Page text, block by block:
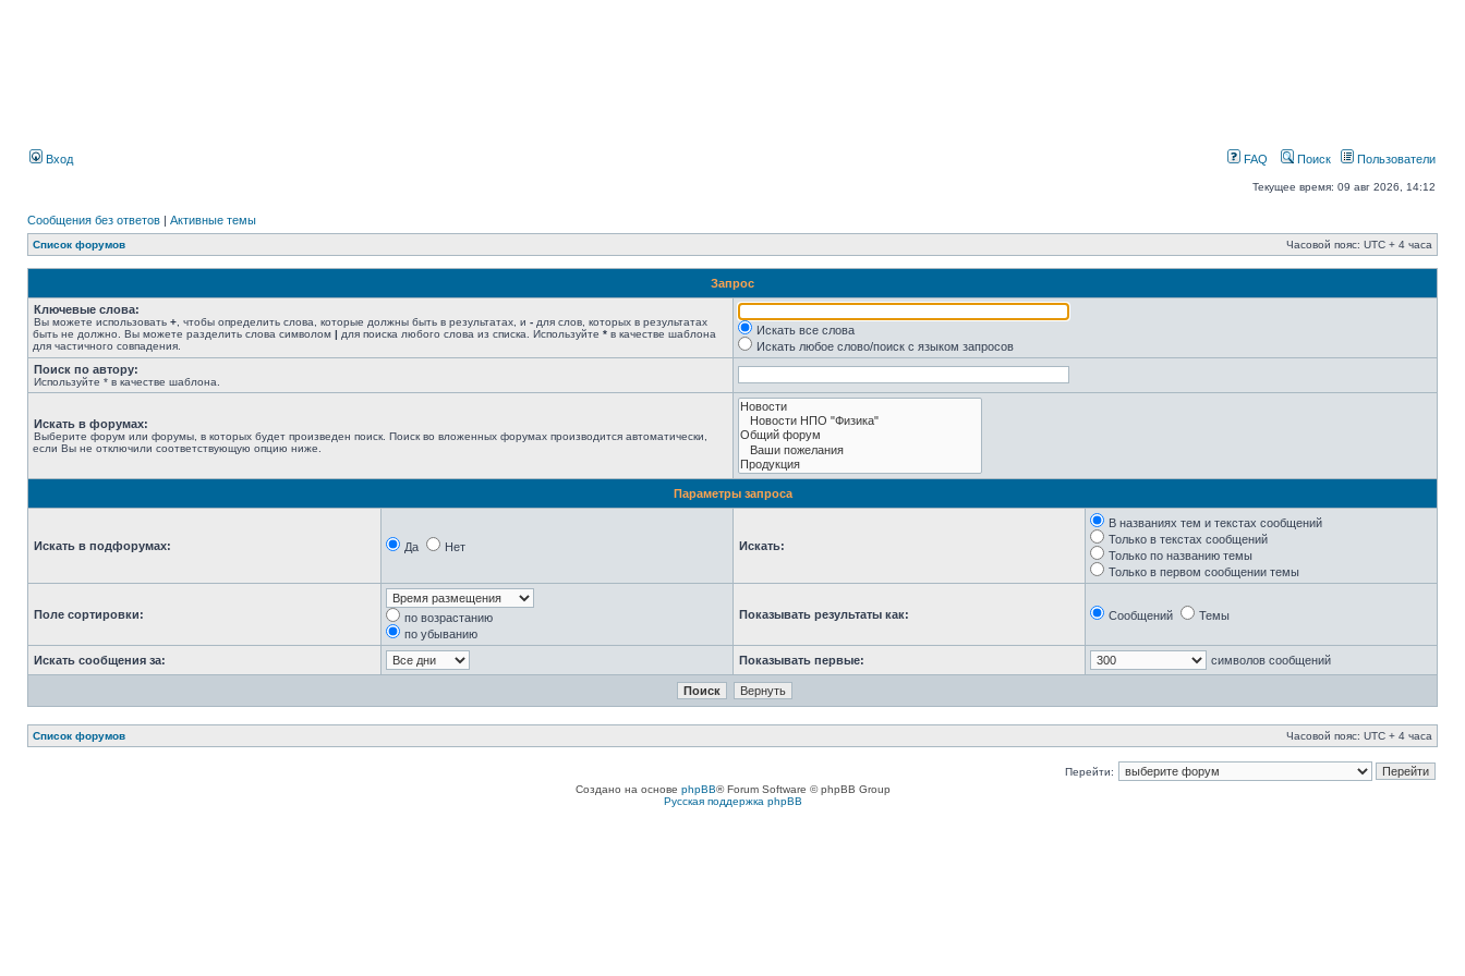
Вход FAQ Поиск Пользователи
Текущее время: 09 авг 2026, 14:12
Сообщения без ответов | Активные темы
Список форумов Часовой пояс: UTC + 4 часа
Запрос
Ключевые слова:
Вы можете использовать + , чтобы определить слова, которые должны быть в результатах, и - для слов, которых в результатах
быть не должно. Вы можете разделить слова символом | для поиска любого слова из списка. Используйте * в качестве шаблона
для частичного совпадения.
Искать все слова
Искать любое слово/поиск с языком запросов
Поиск по автору:
Используйте * в качестве шаблона.
Искать в форумах:
Выберите форум или форумы, в которых будет произведен поиск. Поиск во вложенных форумах производится автоматически,
если Вы не отключили соответствующую опцию ниже.
Параметры запроса
Искать в подфорумах: Да Нет Искать:
В названиях тем и текстах сообщений
Только в текстах сообщений
Только по названию темы
Только в первом сообщении темы
Поле сортировки:
по возрастанию
по убыванию
Показывать результаты как: Сообщений Темы
Искать сообщения за: Показывать первые: символов сообщений
Список форумов Часовой пояс: UTC + 4 часа
Перейти:
Создано на основе phpBB® Forum Software © phpBB Group
Русская поддержка phpBB